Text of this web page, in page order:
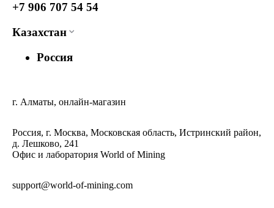
+7 906 707 54 54
Казахстан
Россия
г. Алматы, онлайн-магазин
Россия, г. Москва, Московская область, Истринский район,
д. Лешково, 241
Офис и лаборатория World of Mining
support@world-of-mining.com